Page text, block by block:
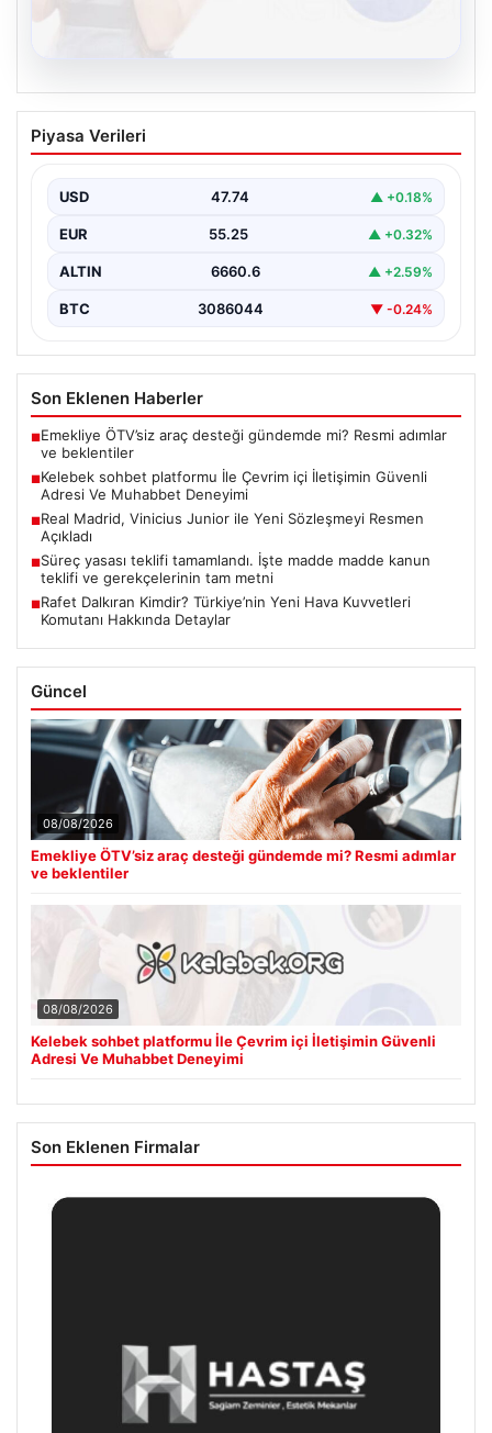
08.08.2026
Kelebek sohbet platformu İle Çevrim içi
İletişimin Güvenli Adresi Ve Muhabbet
Sanal dünyasında insanların güvenli bir şekilde iletişim
Güncel olarak…
Piyasa Verileri
USD 47.74 ▲ +0.18%
EUR 55.25 ▲ +0.32%
ALTIN 6660.6 ▲ +2.59%
BTC 3086044 ▼ -0.24%
Son Eklenen Haberler
■Emekliye ÖTV’siz araç desteği gündemde mi? Resmi adımlar
ve beklentiler
■Kelebek sohbet platformu İle Çevrim içi İletişimin Güvenli
Adresi Ve Muhabbet Deneyimi
■Real Madrid, Vinicius Junior ile Yeni Sözleşmeyi Resmen
Açıkladı
■Süreç yasası teklifi tamamlandı. İşte madde madde kanun
teklifi ve gerekçelerinin tam metni
■Rafet Dalkıran Kimdir? Türkiye’nin Yeni Hava Kuvvetleri
Komutanı Hakkında Detaylar
Güncel
08/08/2026
Emekliye ÖTV’siz araç desteği gündemde mi? Resmi adımlar
ve beklentiler
08/08/2026
Kelebek sohbet platformu İle Çevrim içi İletişimin Güvenli
Adresi Ve Muhabbet Deneyimi
Son Eklenen Firmalar